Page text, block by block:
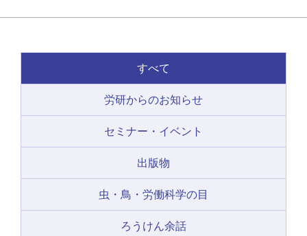
すべて
労研からのお知らせ
セミナー・イベント
出版物
虫・鳥・労働科学の目
ろうけん余話